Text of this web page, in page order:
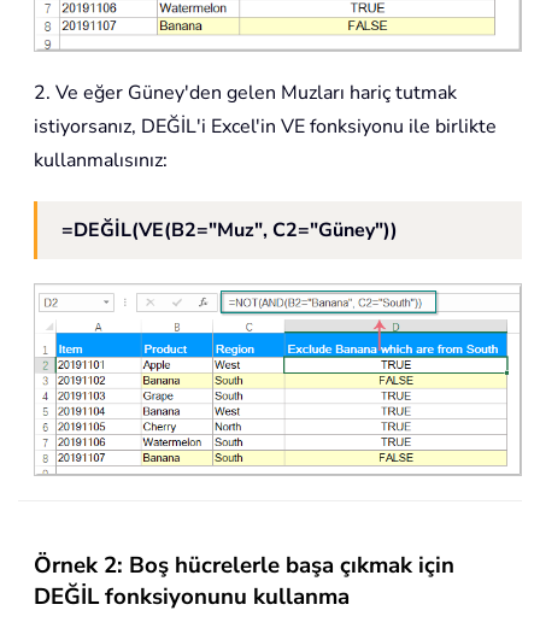
2. Ve eğer Güney'den gelen Muzları hariç tutmak
istiyorsanız, DEĞİL'i Excel'in VE fonksiyonu ile birlikte
kullanmalısınız:
=DEĞİL(VE(B2="Muz", C2="Güney"))
Örnek 2: Boş hücrelerle başa çıkmak için
DEĞİL fonksiyonunu kullanma